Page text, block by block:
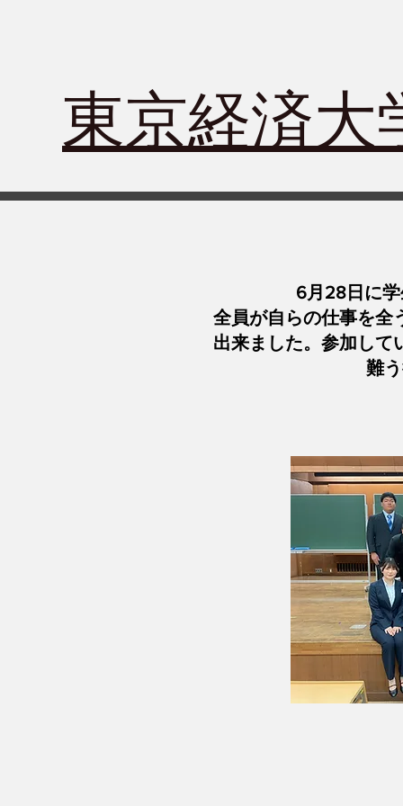
東京経済大
6月28日に
全員が自らの仕事を全
出来ました。​参加して
難